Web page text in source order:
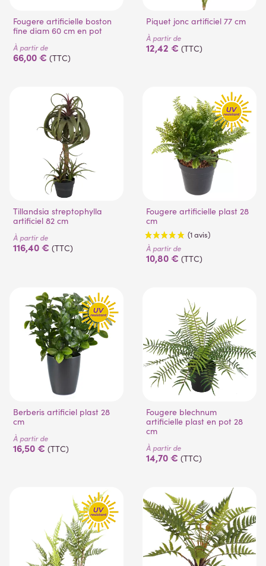
(3 avis)
Fougere artificielle boston
fine diam 60 cm en pot
À partir de
66,00 € (TTC)
Piquet jonc artificiel 77 cm
À partir de
12,42 € (TTC)
Tillandsia streptophylla
artificiel 82 cm
À partir de
116,40 € (TTC)
Fougere artificielle plast 28
cm
À partir de
10,80 € (TTC)
Berberis artificiel plast 28
cm
À partir de
16,50 € (TTC)
Fougere blechnum
artificielle plast en pot 28
cm
À partir de
14,70 € (TTC)